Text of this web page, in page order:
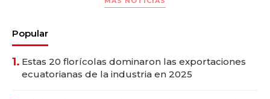
Popular
1. Estas 20 florícolas dominaron las exportaciones
ecuatorianas de la industria en 2025